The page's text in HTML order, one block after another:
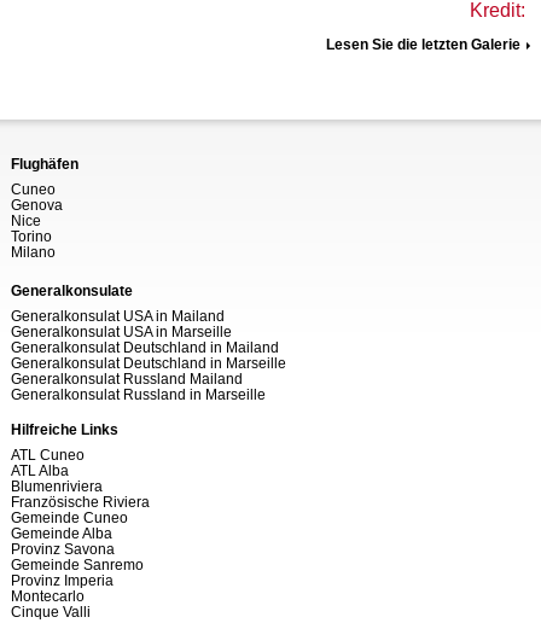
Lesen Sie die letzten Galerie
Flughäfen
Cuneo
Genova
Nice
Torino
Milano
Generalkonsulate
Generalkonsulat USA in Mailand
Generalkonsulat USA in Marseille
Generalkonsulat Deutschland in Mailand
Generalkonsulat Deutschland in Marseille
Generalkonsulat Russland Mailand
Generalkonsulat Russland in Marseille
Hilfreiche Links
ATL Cuneo
ATL Alba
Blumenriviera
Französische Riviera
Gemeinde Cuneo
Gemeinde Alba
Provinz Savona
Gemeinde Sanremo
Provinz Imperia
Montecarlo
Cinque Valli